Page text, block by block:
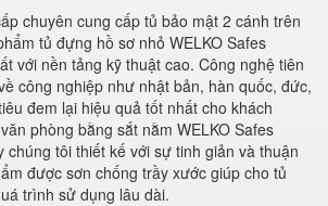
chuyên cung cấp tủ bảo mật 2 cánh trên
tủ đựng hồ sơ nhỏ WELKO Safes
với nền tảng kỹ thuật cao. Công nghệ tiên
công nghiệp như nhật bản, hàn quốc, đức,
đem lại hiệu quả tốt nhất cho khách
phòng bằng sắt nằm WELKO Safes
chúng tôi thiết kế với sự tinh giản và thuận
được sơn chống trầy xước giúp cho tủ
trình sử dụng lâu dài.